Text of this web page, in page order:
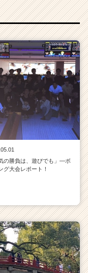
の勝負は、遊びでも」—ボ
グ大会レポート！